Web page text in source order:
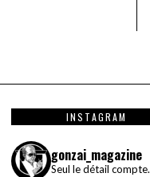
INSTAGRAM
gonzai_magazine
Seul le détail compte.